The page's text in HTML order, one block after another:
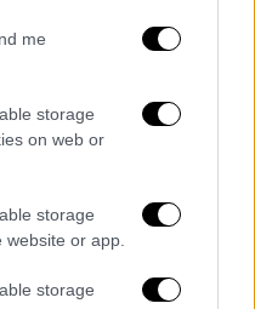
me
storage
on web or
storage
or app.
storage
κάθε θέση.
των ανθρώπων
οργανισμοί,
εμείς»,